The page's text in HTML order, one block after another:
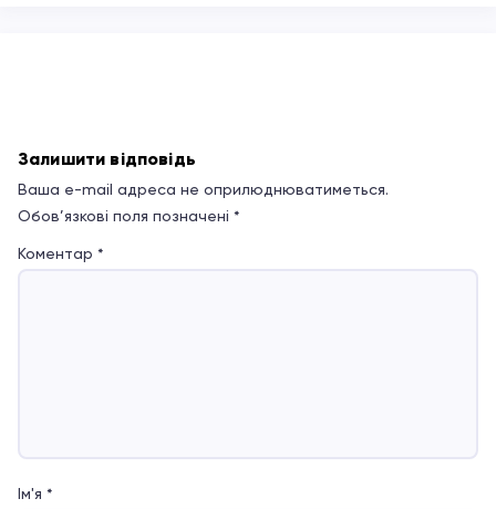
Залишити відповідь
Ваша e-mail адреса не оприлюднюватиметься.
Обов’язкові поля позначені *
Коментар *
Ім'я *